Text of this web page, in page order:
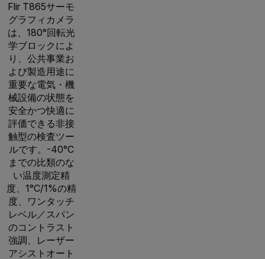
Flir T865サーモ
グラフィカメラ
は、180°回転光
学ブロックによ
り、公共事業お
よび製造用途に
重要な電気・機
械設備の状態を
安全かつ快適に
評価できる非接
触型の検査ツー
ルです。-40°C
までの比類のな
い温度測定精
度、1°C/1%の精
度、ワンタッチ
レベル／スパン
のコントラスト
強調、レーザー
アシストオート